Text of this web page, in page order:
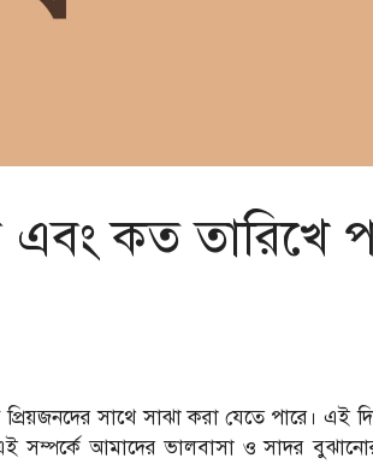
কত তারিখে
প্রিয়জনদের সাথে সাঝা করা যেতে পারে।
সম্পর্কে আমাদের ভালবাসা ও সাদর